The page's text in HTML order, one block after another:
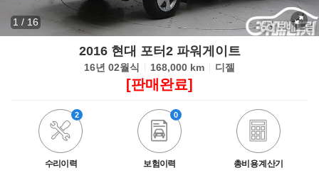
1 / 16
2016 현대 포터2 파워게이트
16년 02월식 168,000 km 디젤
[판매완료]
수리이력
2
보험이력
0
총비용 계산기